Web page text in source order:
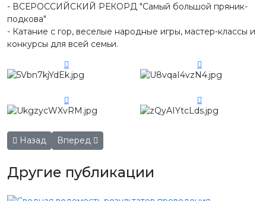
- ВСЕРОССИЙСКИЙ РЕКОРД "Самый большой пряник-
подкова"
- Катание с гор, веселые народные игры, мастер-классы и
конкурсы для всей семьи.
Предыдущий: Дорогие женщины, милые дамы!
Назад Следующий: Генеральный директор ОАО
Вперед
Другие публикации